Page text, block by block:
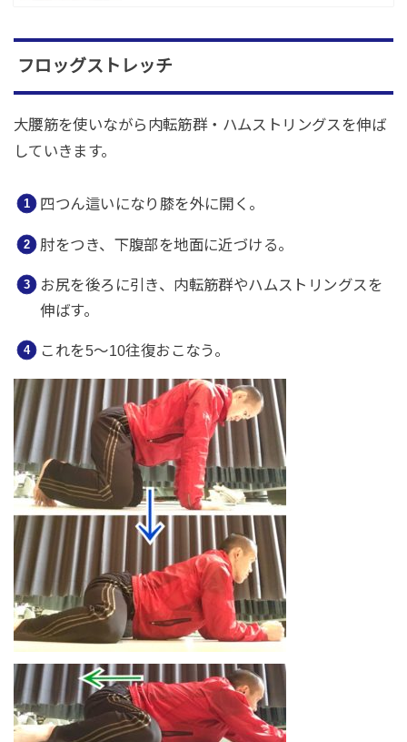
フロッグストレッチ
大腰筋を使いながら内転筋群・ハムストリングスを伸ば
していきます。
四つん這いになり膝を外に開く。
肘をつき、下腹部を地面に近づける。
お尻を後ろに引き、内転筋群やハムストリングスを
伸ばす。
これを5〜10往復おこなう。